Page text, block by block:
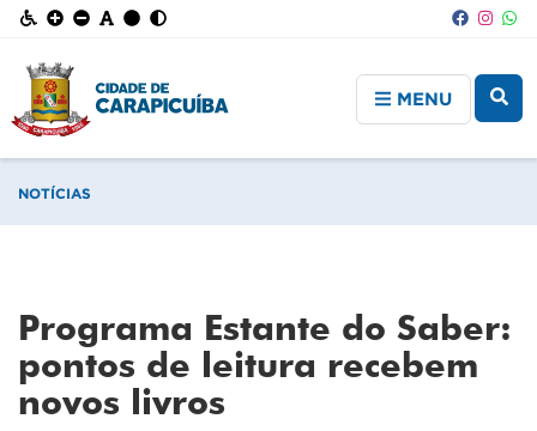
MENU
NOTÍCIAS
Programa Estante do Saber:
pontos de leitura recebem
novos livros